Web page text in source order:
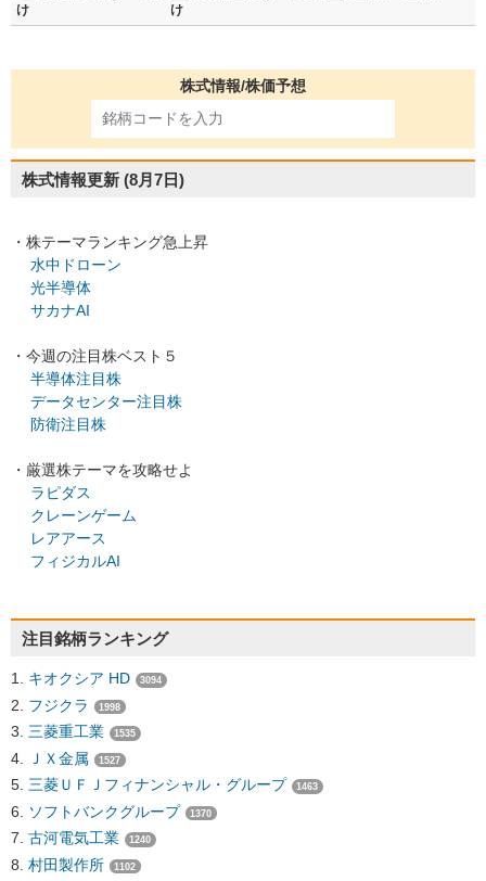
け
け
株式情報/株価予想
株式情報更新 (8月7日)
・株テーマランキング急上昇
水中ドローン
光半導体
サカナAI
・今週の注目株ベスト５
半導体注目株
データセンター注目株
防衛注目株
・厳選株テーマを攻略せよ
ラピダス
クレーンゲーム
レアアース
フィジカルAI
注目銘柄ランキング
キオクシア HD 3094
フジクラ 1998
三菱重工業 1535
ＪＸ金属 1527
三菱ＵＦＪフィナンシャル・グループ 1463
ソフトバンクグループ 1370
古河電気工業 1240
村田製作所 1102